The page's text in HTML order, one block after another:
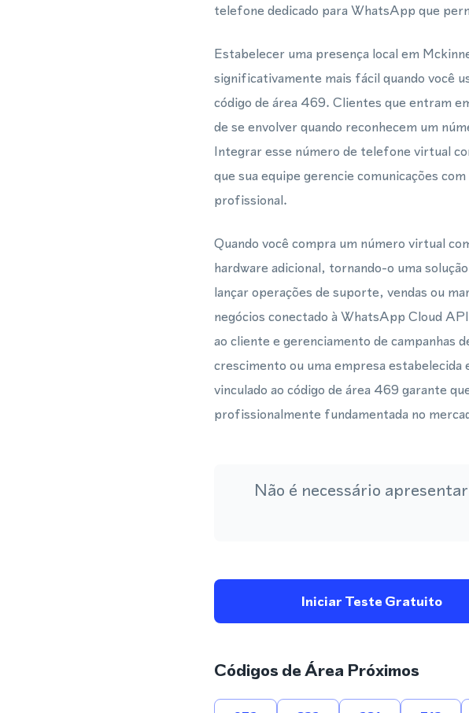
telefone dedicado para WhatsApp que
Estabelecer uma presença local em
significativamente mais fácil quando você
código de área 469. Clientes que entram
de se envolver quando reconhecem um
Integrar esse número de telefone virtual
que sua equipe gerencie comunicações
profissional.
Quando você compra um número virtual
hardware adicional, tornando-o uma
lançar operações de suporte, vendas ou
negócios conectado à WhatsApp Cloud
ao cliente e gerenciamento de campanhas
crescimento ou uma empresa
vinculado ao código de área 469 garante
profissionalmente fundamentada no
Não é necessário
Iniciar Teste Gratuito
Códigos de Área Próximos